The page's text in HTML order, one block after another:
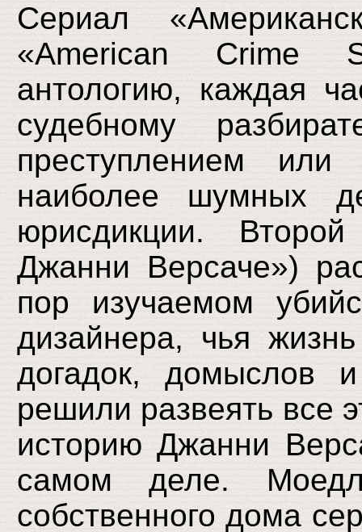
Сериал
«American Crime
антологию, каждая
судебному
преступлением
наиболее шумных
юрисдикции.
Джанни Версаче»)
пор изучаемом
дизайнера, чья
догадок, домыслов
решили развеять все
историю Джанни
самом деле.
собственного дома